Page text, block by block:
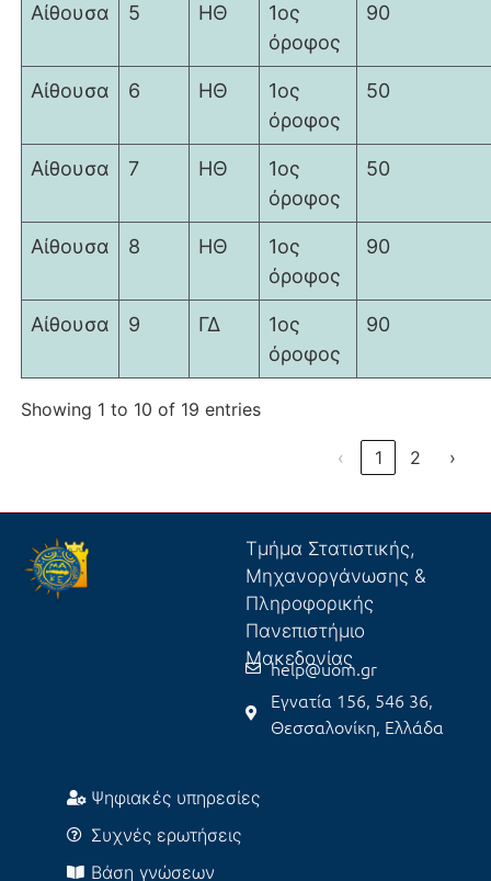
Αίθουσα 5 ΗΘ
1ος
όροφος
90
Αίθουσα 6 ΗΘ
1ος
όροφος
50
Αίθουσα 7 ΗΘ
1ος
όροφος
50
Αίθουσα 8 ΗΘ
1ος
όροφος
90
Αίθουσα 9 ΓΔ
1ος
όροφος
90
Showing 1 to 10 of 19 entries
‹ 1 2 ›
Τμήμα Στατιστικής,
Μηχανοργάνωσης &
Πληροφορικής
Πανεπιστήμιο
Μακεδονίας
help@uom.gr
Εγνατία 156, 546 36,
Θεσσαλονίκη, Ελλάδα
Ψηφιακές υπηρεσίες
Συχνές ερωτήσεις
Βάση γνώσεων